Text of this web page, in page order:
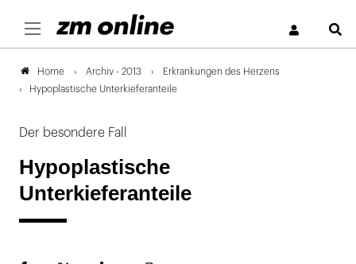
Home Archiv - 2013
Erkrankungen des Herzens
Hypoplastische Unterkieferanteile
Der besondere Fall
Hypoplastische
Unterkieferanteile